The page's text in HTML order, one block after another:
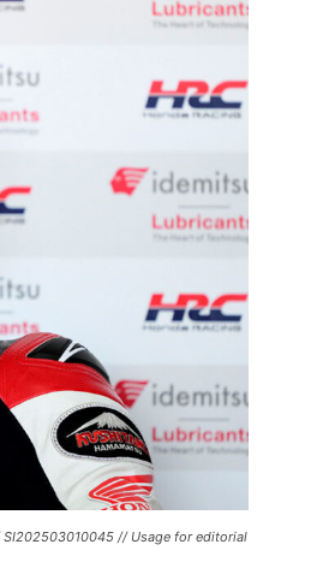
SI202503010045 // Usage for editorial